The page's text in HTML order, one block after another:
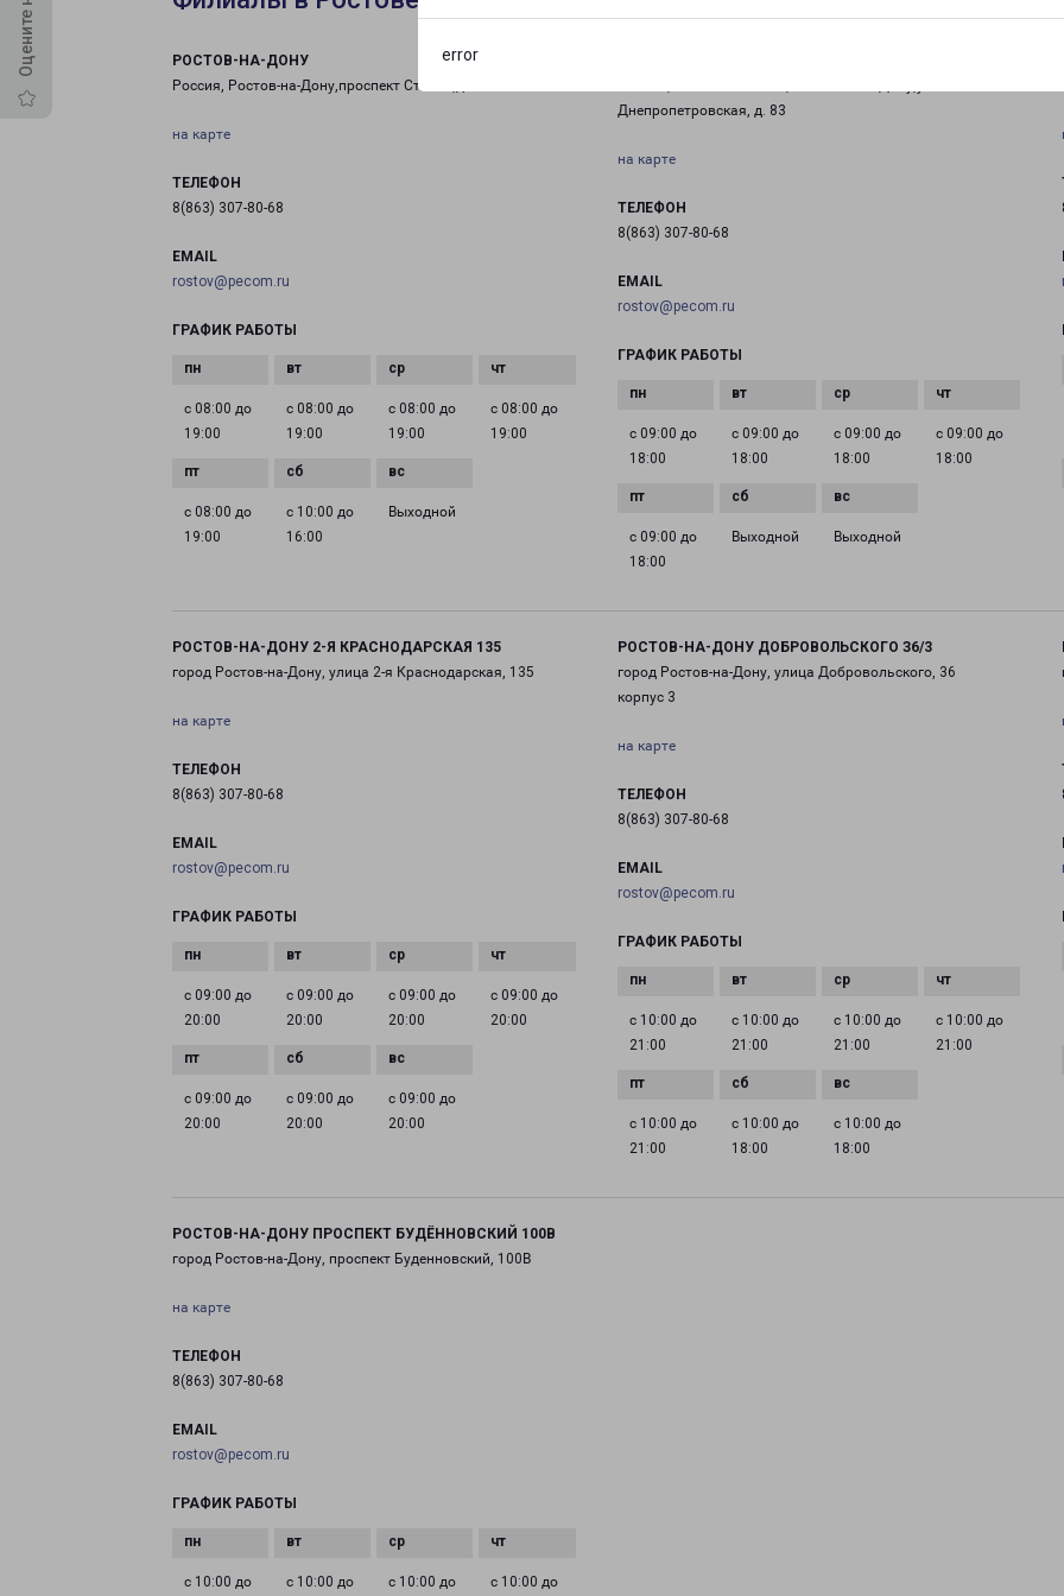
error
РОСТОВ-НА-ДОНУ
Россия, Ростов-на-Дону,проспект Стачки,д249
на карте
ТЕЛЕФОН
8(863) 307-80-68
EMAIL
rostov@pecom.ru
ГРАФИК РАБОТЫ
с 08:00 до
19:00
с 08:00 до
19:00
с 08:00 до
19:00
с 08:00 до
19:00
с 08:00 до
19:00
с 10:00 до
16:00
Выходной
Днепропетровская, д. 83
на карте
ТЕЛЕФОН
8(863) 307-80-68
EMAIL
rostov@pecom.ru
ГРАФИК РАБОТЫ
с 09:00 до
18:00
с 09:00 до
18:00
с 09:00 до
18:00
с 09:00 до
18:00
с 09:00 до
18:00
Выходной Выходной
РОСТОВ-НА-ДОНУ 2-Я КРАСНОДАРСКАЯ 135
город Ростов-на-Дону, улица 2-я Краснодарская, 135
на карте
ТЕЛЕФОН
8(863) 307-80-68
EMAIL
rostov@pecom.ru
ГРАФИК РАБОТЫ
с 09:00 до
20:00
с 09:00 до
20:00
с 09:00 до
20:00
с 09:00 до
20:00
с 09:00 до
20:00
с 09:00 до
20:00
с 09:00 до
20:00
РОСТОВ-НА-ДОНУ ДОБРОВОЛЬСКОГО З6/3
город Ростов-на-Дону, улица Добровольского, 36
корпус 3
на карте
ТЕЛЕФОН
8(863) 307-80-68
EMAIL
rostov@pecom.ru
ГРАФИК РАБОТЫ
с 10:00 до
21:00
с 10:00 до
21:00
с 10:00 до
21:00
с 10:00 до
21:00
с 10:00 до
21:00
с 10:00 до
18:00
с 10:00 до
18:00
РОСТОВ-НА-ДОНУ ПРОСПЕКТ БУДЁННОВСКИЙ 100В
город Ростов-на-Дону, проспект Буденновский, 100В
на карте
ТЕЛЕФОН
8(863) 307-80-68
EMAIL
rostov@pecom.ru
ГРАФИК РАБОТЫ
с 10:00 до с 10:00 до с 10:00 до с 10:00 до